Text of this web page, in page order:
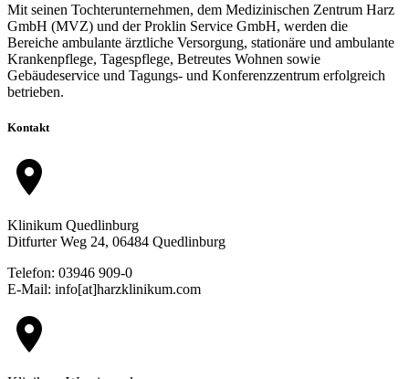
Mit seinen Tochterunternehmen, dem Medizinischen Zentrum Harz
GmbH (MVZ) und der Proklin Service GmbH, werden die
Bereiche ambulante ärztliche Versorgung, stationäre und ambulante
Krankenpflege, Tagespflege, Betreutes Wohnen sowie
Gebäudeservice und Tagungs- und Konferenzzentrum erfolgreich
betrieben.
Kontakt
location_on
Klinikum Quedlinburg
Ditfurter Weg 24, 06484 Quedlinburg
Telefon: 03946 909-0
E-Mail: info[at]harzklinikum.com
location_on